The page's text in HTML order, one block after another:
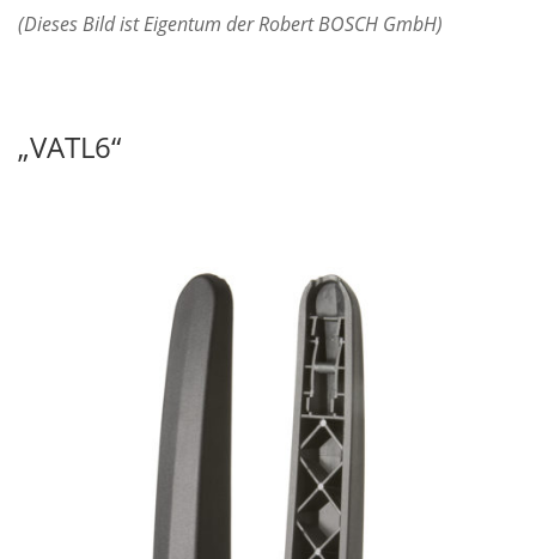
(Dieses Bild ist Eigentum der Robert BOSCH GmbH)
„VATL6“